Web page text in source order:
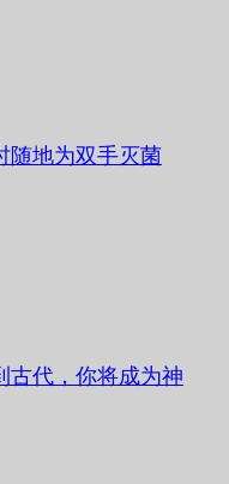
随地为双手灭菌
古代，你将成为神